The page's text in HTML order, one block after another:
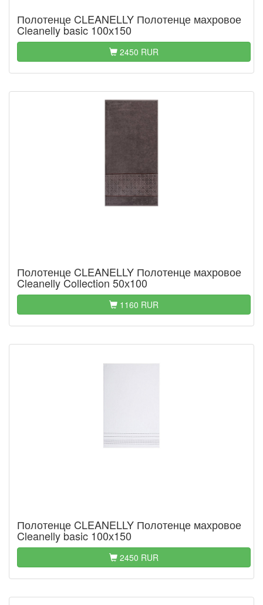
Полотенце CLEANELLY Полотенце махровое
Cleanelly basic 100х150
2450 RUR
Полотенце CLEANELLY Полотенце махровое
Cleanelly Collection 50х100
1160 RUR
Полотенце CLEANELLY Полотенце махровое
Cleanelly basic 100х150
2450 RUR